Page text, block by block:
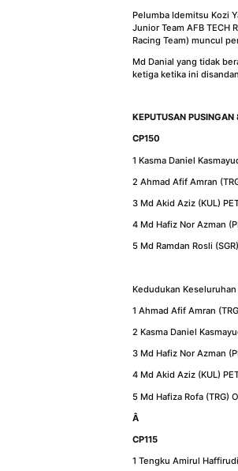
Pelumba Idemitsu Kozi
Junior Team AFB TECH
Racing Team) muncul
Md Danial yang tidak
ketiga ketika ini
KEPUTUSAN PUSINGAN
CP150
1 Kasma Daniel
2 Ahmad Afif Amran
3 Md Akid Aziz (KUL)
4 Md Hafiz Nor Azman
5 Md Ramdan Rosli
Kedudukan Keseluruhan
1 Ahmad Afif Amran
2 Kasma Daniel
3 Md Hafiz Nor Azman
4 Md Akid Aziz (KUL)
5 Md Hafiza Rofa (TRG)
Â
CP115
1 Tengku Amirul